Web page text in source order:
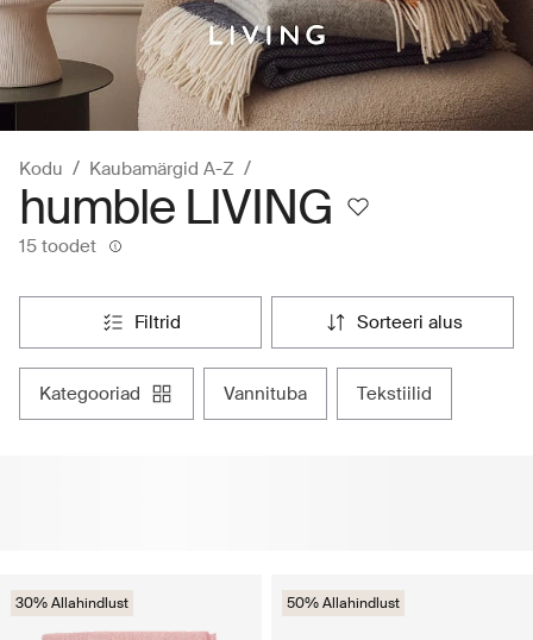
Kodu Kaubamärgid A-Z
humble LIVING
15 toodet
filtrid sorteeri alus
kategooriad vannituba tekstiilid
30% Allahindlust 50% Allahindlust